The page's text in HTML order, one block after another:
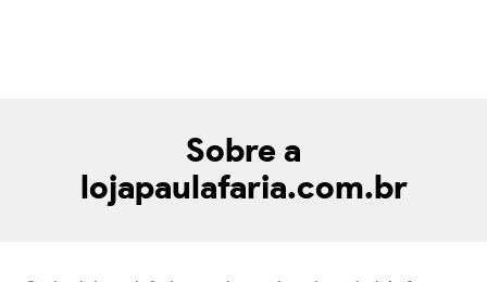
Sobre a
lojapaulafaria.com.br